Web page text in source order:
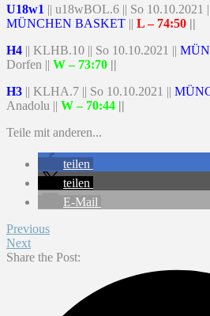
U18w1 || u18wBOL.6 || So 10.10.2021
MÜNCHEN BASKET || L – 74:50 ||
H4 || KLHB.10 || So 10.10.2021 ||
Dorfen || W– 73:70 ||
H3 || KLHA.7 || So 10.10.2021 ||
Anadolu || W– 70:44 ||
Teile mit anderen...
teilen
teilen
E-Mail
Previous
Next
Share the Post: